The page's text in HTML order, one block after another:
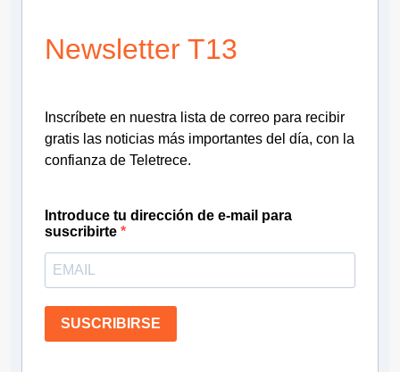
Newsletter T13
Inscríbete en nuestra lista de correo para recibir
gratis las noticias más importantes del día, con la
confianza de Teletrece.
Introduce tu dirección de e-mail para
suscribirte
SUSCRIBIRSE